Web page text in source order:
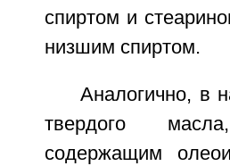
спиртом и
низшим спиртом.
Аналогично, в
твердого
содержащим